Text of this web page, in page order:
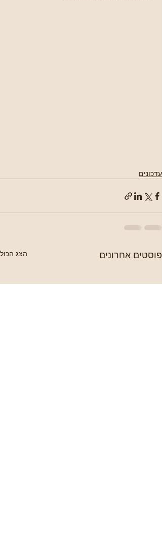
עדכונים
פוסטים אחרונים הצג הכול